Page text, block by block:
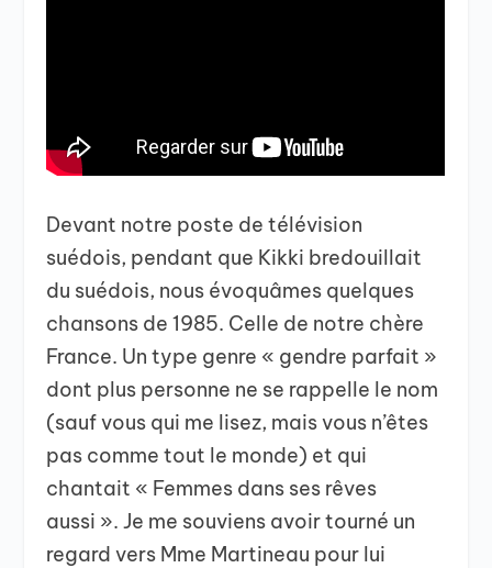
Devant notre poste de télévision
suédois, pendant que Kikki bredouillait
du suédois, nous évoquâmes quelques
chansons de 1985. Celle de notre chère
France. Un type genre « gendre parfait »
dont plus personne ne se rappelle le nom
(sauf vous qui me lisez, mais vous n’êtes
pas comme tout le monde) et qui
chantait « Femmes dans ses rêves
aussi ». Je me souviens avoir tourné un
regard vers Mme Martineau pour lui